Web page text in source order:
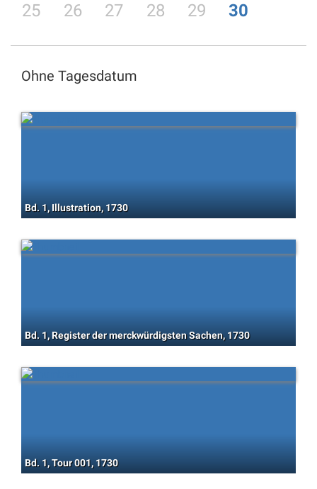
25 26 27 28 29 30
Ohne Tagesdatum
Bd. 1, Illustration, 1730
Bd. 1, Register der merckwürdigsten Sachen, 1730
Bd. 1, Tour 001, 1730